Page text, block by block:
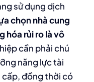
sử dụng dịch
chọn nhà cung
hóa rủi ro là vô
cần phải chú
năng lực tài
cấp, đồng thời có